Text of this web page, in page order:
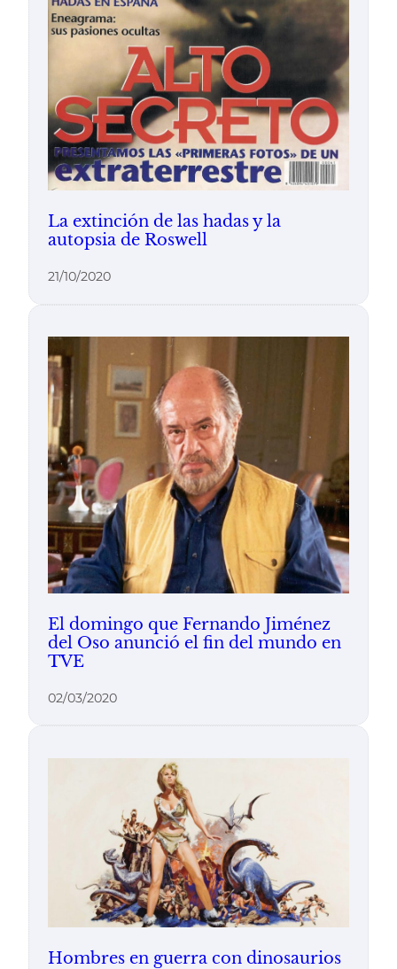
La extinción de las hadas y la
autopsia de Roswell
21/10/2020
El domingo que Fernando Jiménez
del Oso anunció el fin del mundo en
TVE
02/03/2020
Hombres en guerra con dinosaurios